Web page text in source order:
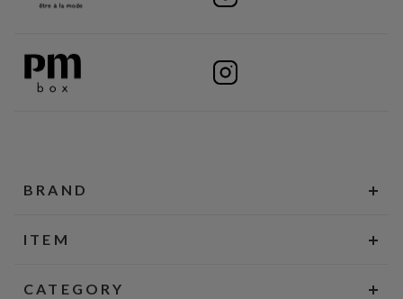
BRAND
ITEM
CATEGORY